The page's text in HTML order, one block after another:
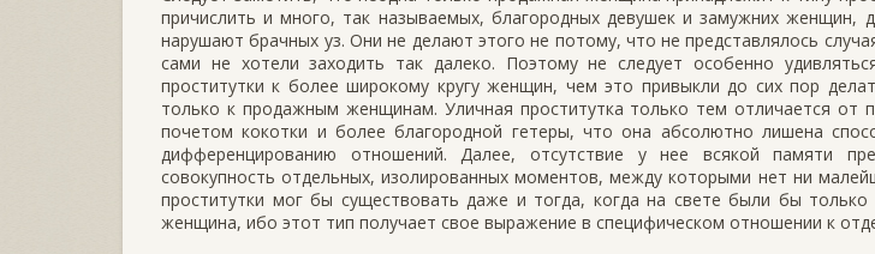
причислить и много, так называемых, благородных девушек и замужних женщин,
нарушают брачных уз. Они не делают этого не потому, что не представлялось
сами не хотели заходить так далеко. Поэтому не следует особенно
проститутки к более широкому кругу женщин, чем это привыкли до сих пор
только к продажным женщинам. Уличная проститутка только тем отличается от
почетом кокотки и более благородной гетеры, что она абсолютно лишена
дифференцированию отношений. Далее, отсутствие у нее всякой памяти
совокупность отдельных, изолированных моментов, между которыми нет ни
проститутки мог бы существовать даже и тогда, когда на свете были бы
женщина, ибо этот тип получает свое выражение в специфическом отношении к